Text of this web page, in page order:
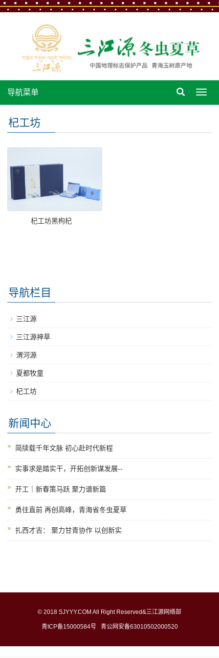
导
导航菜单
杞工坊
杞工坊黑枸杞
导航栏目
三江源
三江源神草
渭河源
夏都牧童
杞工坊
新闻中心
简牍载千年文脉 初心赴时代新程
实事求是踏实干，开拓创新谋发展--
开工｜新春策马跃 聚力谱新篇
勇往直前 再创高峰，青海省冬虫夏草
扎西才吉： 聚力甘青协作 以创新实
© 2018 SJYYY.COM All Right Reserved&三江源网络部
青ICP备15000584号 青公网安备63010502000520